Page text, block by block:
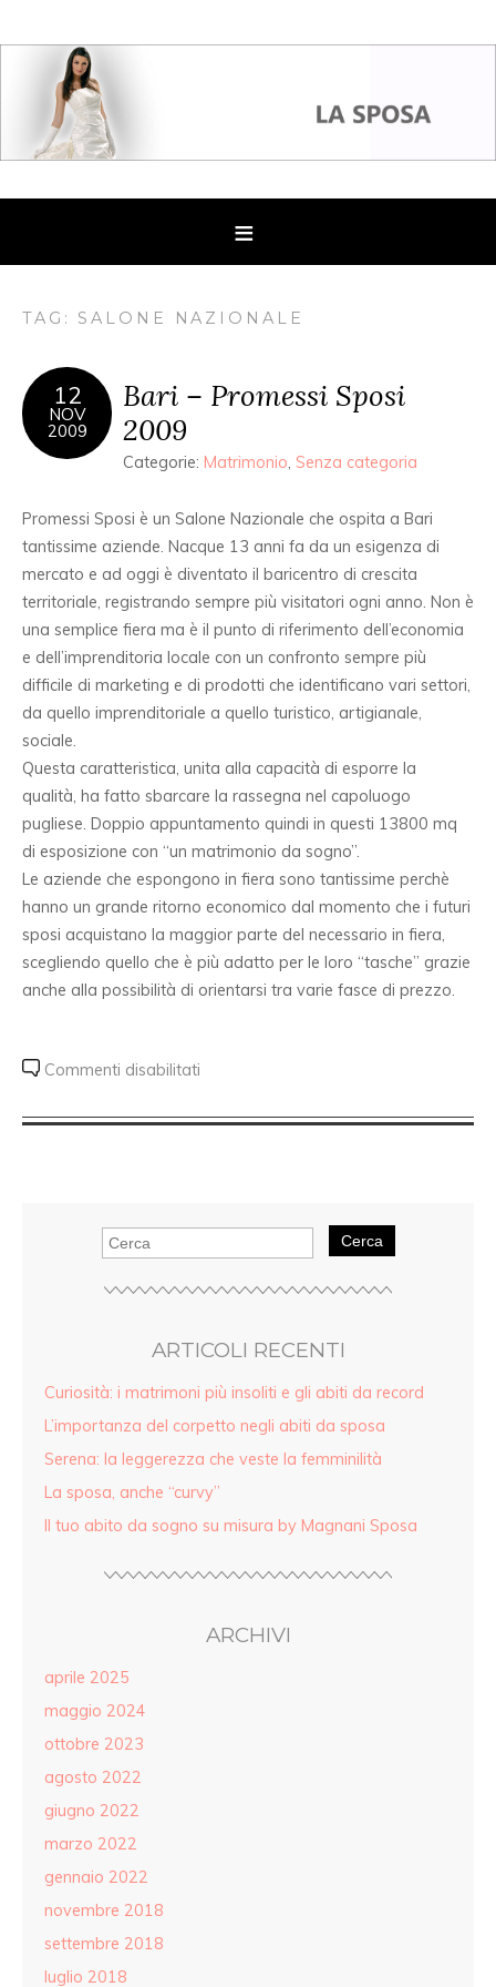
TAG: SALONE NAZIONALE
12
NOV
2009
Bari – Promessi Sposi
2009
Categorie: Matrimonio Senza categoria
Promessi Sposi è un Salone Nazionale che ospita a Bari
tantissime aziende. Nacque 13 anni fa da un esigenza di
mercato e ad oggi è diventato il baricentro di crescita
territoriale, registrando sempre più visitatori ogni anno. Non è
una semplice fiera ma è il punto di riferimento dell’economia
e dell’imprenditoria locale con un confronto sempre più
difficile di marketing e di prodotti che identificano vari settori,
da quello imprenditoriale a quello turistico, artigianale,
sociale.
Questa caratteristica, unita alla capacità di esporre la
qualità, ha fatto sbarcare la rassegna nel capoluogo
pugliese. Doppio appuntamento quindi in questi 13800 mq
di esposizione con “un matrimonio da sogno”.
Le aziende che espongono in fiera sono tantissime perchè
hanno un grande ritorno economico dal momento che i futuri
sposi acquistano la maggior parte del necessario in fiera,
scegliendo quello che è più adatto per le loro “tasche” grazie
anche alla possibilità di orientarsi tra varie fasce di prezzo.
Commenti disabilitati
Cerca
ARTICOLI RECENTI
Curiosità: i matrimoni più insoliti e gli abiti da record
L’importanza del corpetto negli abiti da sposa
Serena: la leggerezza che veste la femminilità
La sposa, anche “curvy”
Il tuo abito da sogno su misura by Magnani Sposa
ARCHIVI
aprile 2025
maggio 2024
ottobre 2023
agosto 2022
giugno 2022
marzo 2022
gennaio 2022
novembre 2018
settembre 2018
luglio 2018